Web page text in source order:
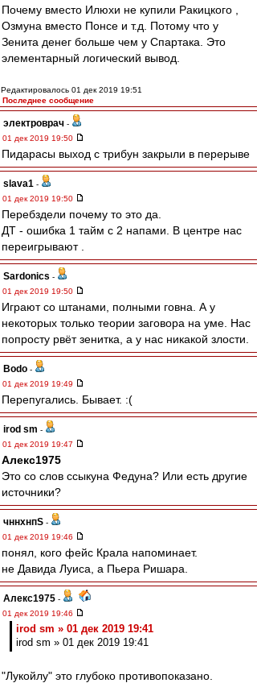
Почему вместо Илюхи не купили Ракицкого ,
Озмуна вместо Понсе и т.д. Потому что у
Зенита денег больше чем у Спартака. Это
элементарный логический вывод.
Редактировалось 01 дек 2019 19:51
Последнее сообщение
электроврач -
01 дек 2019 19:50
Пидарасы выход с трибун закрыли в перерыве
slava1 -
01 дек 2019 19:50
Перебздели почему то это да.
ДТ - ошибка 1 тайм с 2 напами. В центре нас
переигрывают .
Sardonics -
01 дек 2019 19:50
Играют со штанами, полными говна. А у
некоторых только теории заговора на уме. Нас
попросту рвёт зенитка, а у нас никакой злости.
Bodo -
01 дек 2019 19:49
Перепугались. Бывает. :(
irod sm -
01 дек 2019 19:47
Алекс1975
Это со слов ссыкуна Федуна? Или есть другие
источники?
чннхнпS -
01 дек 2019 19:46
понял, кого фейс Крала напоминает.
не Давида Луиса, а Пьера Ришара.
Алекс1975 -
01 дек 2019 19:46
irod sm » 01 дек 2019 19:41
irod sm » 01 дек 2019 19:41
"Лукойлу" это глубоко противопоказано.